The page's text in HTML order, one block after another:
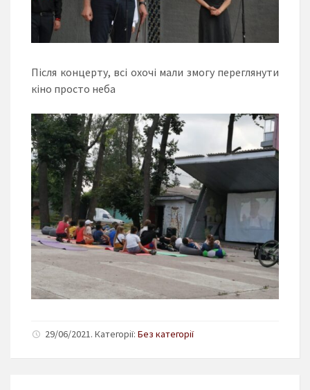
Після концерту, всі охочі мали змогу переглянути
кіно просто неба
29/06/2021. Категорії: Без категорії